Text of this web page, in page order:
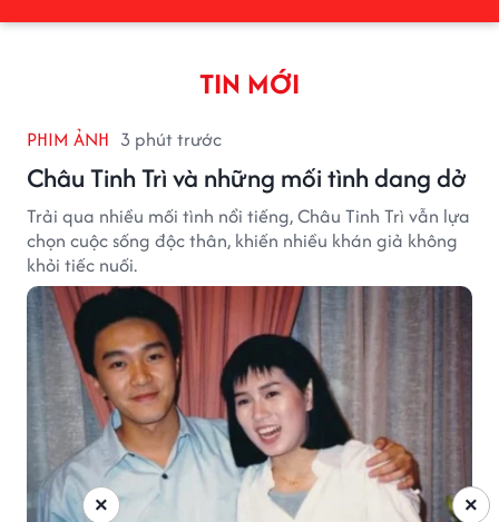
TIN MỚI
PHIM ẢNH 3 phút trước
Châu Tinh Trì và những mối tình dang dở
Trải qua nhiều mối tình nổi tiếng, Châu Tinh Trì vẫn lựa
chọn cuộc sống độc thân, khiến nhiều khán giả không
khỏi tiếc nuối.
×
×